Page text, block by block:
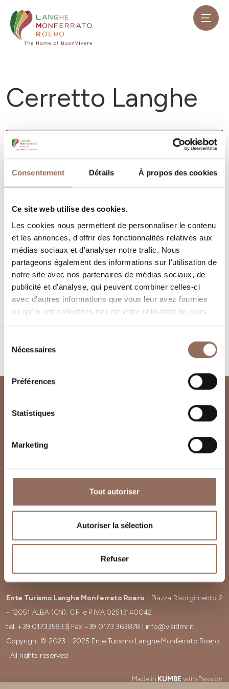
Consentement Détails À propos des cookies
Ce site web utilise des cookies.
Les cookies nous permettent de personnaliser le contenu
et les annonces, d'offrir des fonctionnalités relatives aux
médias sociaux et d'analyser notre trafic. Nous
partageons également des informations sur l'utilisation de
notre site avec nos partenaires de médias sociaux, de
publicité et d'analyse, qui peuvent combiner celles-ci
avec d'autres informations que vous leur avez fournies
ou qu'ils ont collectées lors de votre utilisation de leurs
services.
Nécessaires
Préférences
Statistiques
Marketing
Tout autoriser
Autoriser la sélection
Refuser
Cerretto Langhe
Cookies
Privacy
Newsletter
Demande d'infos
Credits
Ente Turismo Langhe Monferrato Roero - Piazza Risorgimento 2
- 12051 ALBA (CN). C.F. e P.IVA 02513140042
tel. +39 017335833 | Fax +39 0173 363878
info@visitlmr.it
Copyright © 2023 - 2025 Ente Turismo Langhe Monferrato Roero
· All rights reserved
Made in KUMBE with Passion